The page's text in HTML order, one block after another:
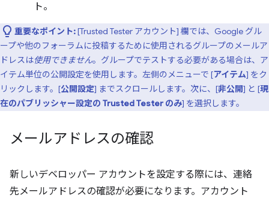
ト。
重要なポイント:[Trusted Tester アカウント] 欄では、Google グル
ープや他のフォーラムに投稿するために使用されるグループのメールア
ドレスは使用できません。グループでテストする必要がある場合は、ア
イテム単位の公開設定を使用します。左側のメニューで [アイテム] をク
リックします。[公開設定] までスクロールします。次に、[非公開] と [現
在のパブリッシャー設定の Trusted Tester のみ] を選択します。
メールアドレスの確認
新しいデベロッパー アカウントを設定する際には、連絡
先メールアドレスの確認が必要になります。アカウント